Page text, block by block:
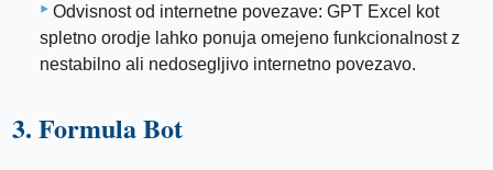
Odvisnost od internetne povezave: GPT Excel kot
spletno orodje lahko ponuja omejeno funkcionalnost z
nestabilno ali nedosegljivo internetno povezavo.
3. Formula Bot